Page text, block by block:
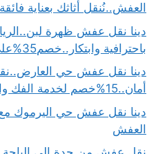
العفش..نُنقل أثاثك بعناية
دينا نقل عفش ظهرة
باحترافية وابتكار..خصم35%على جميع خدماتنا
أمان..15%خصم لخدمة الفك والتركيب
العفش